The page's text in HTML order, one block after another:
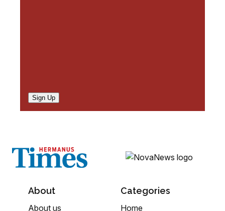
Sign Up
About
About us
Categories
Home